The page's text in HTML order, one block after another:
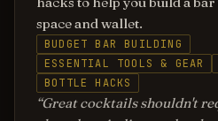
space and wallet.
BUDGET BAR BUILDING
ESSENTIAL TOOLS & GEAR
BOTTLE HACKS
Great cocktails shouldn't